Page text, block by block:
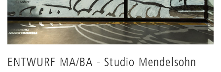
ENTWURF MA/BA - Studio Mendelsohn